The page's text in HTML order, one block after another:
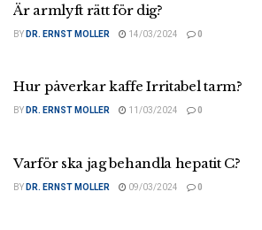
Är armlyft rätt för dig?
BY DR. ERNST MOLLER 14/03/2024 0
Hur påverkar kaffe Irritabel tarm?
BY DR. ERNST MOLLER 11/03/2024 0
Varför ska jag behandla hepatit C?
BY DR. ERNST MOLLER 09/03/2024 0